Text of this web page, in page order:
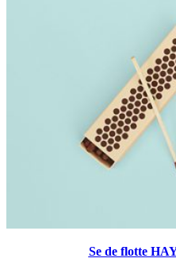
Se de flotte